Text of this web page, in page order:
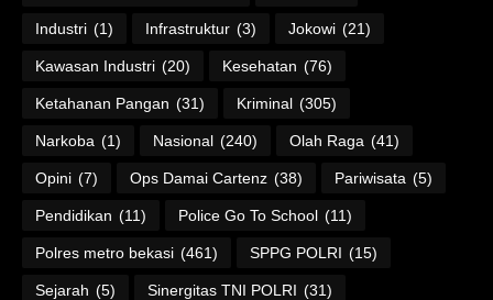
Industri (1) Infrastruktur (3) Jokowi (21)
Kawasan Industri (20) Kesehatan (76)
Ketahanan Pangan (31) Kriminal (305)
Narkoba (1) Nasional (240) Olah Raga (41)
Opini (7) Ops Damai Cartenz (38) Pariwisata (5)
Pendidikan (11) Police Go To School (11)
Polres metro bekasi (461) SPPG POLRI (15)
Sejarah (5) Sinergitas TNI POLRI (31)